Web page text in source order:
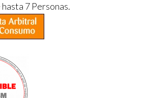
7 Personas.